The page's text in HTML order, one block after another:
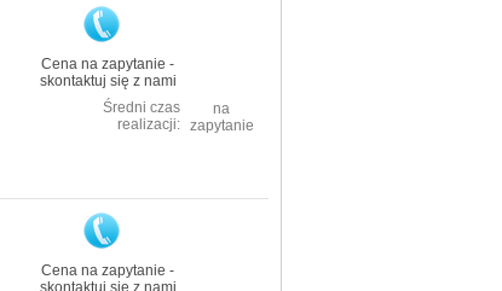
Cena na zapytanie -
skontaktuj się z nami
na
zapytanie
Średni czas
realizacji:
Cena na zapytanie -
skontaktuj się z nami